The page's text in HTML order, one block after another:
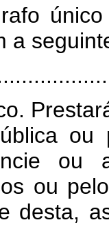
a
ou
ou
ou
desta,